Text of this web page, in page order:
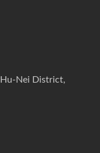
Hu-Nei District,